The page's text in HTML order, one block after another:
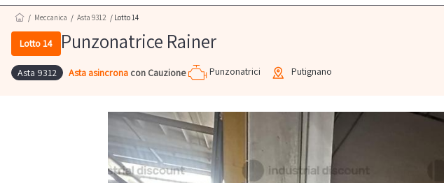
/ Meccanica / Asta 9312 / Lotto 14
Lotto 14 Punzonatrice Rainer
Asta 9312 Asta asincrona con Cauzione Punzonatrici Putignano